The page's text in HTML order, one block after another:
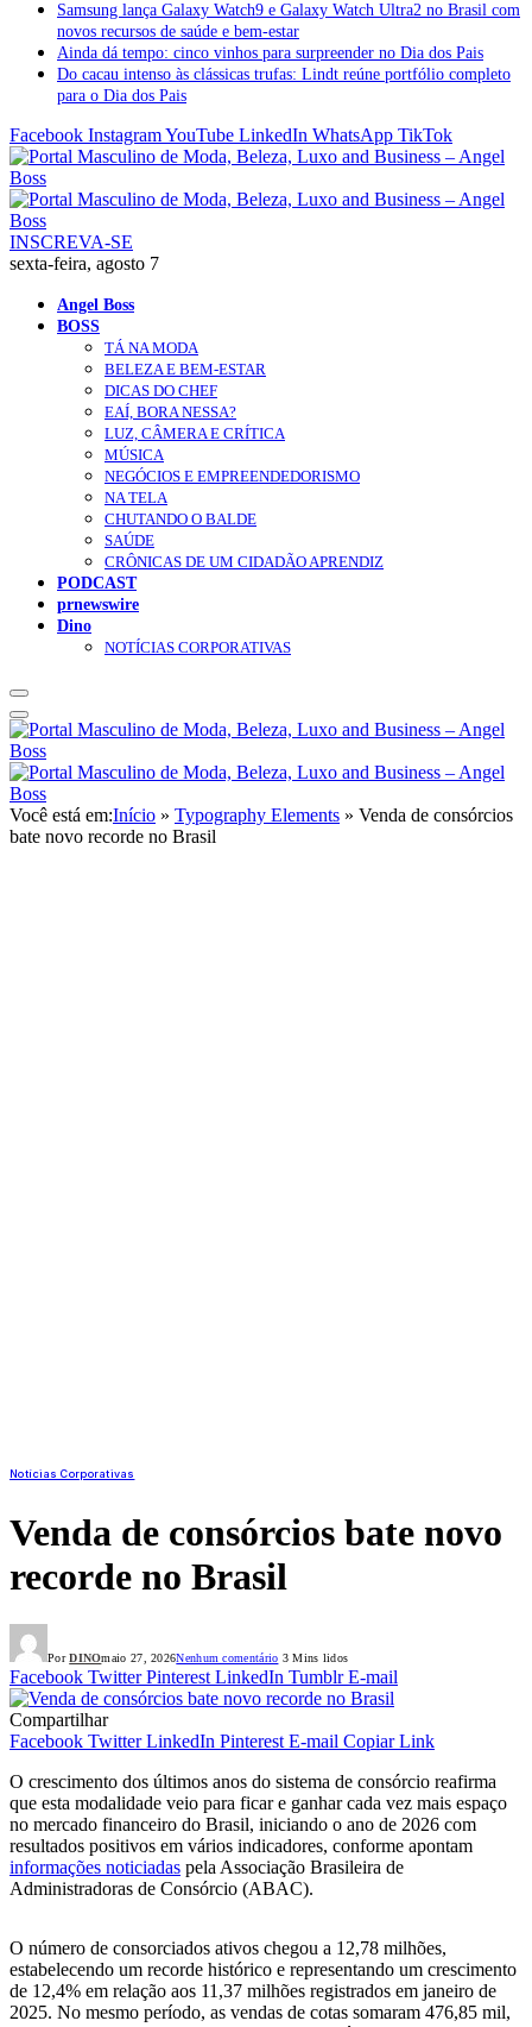
Samsung lança Galaxy Watch9 e Galaxy Watch Ultra2 no Brasil com
novos recursos de saúde e bem-estar
Ainda dá tempo: cinco vinhos para surpreender no Dia dos Pais
Do cacau intenso às clássicas trufas: Lindt reúne portfólio completo
para o Dia dos Pais
Facebook InstagramYouTube LinkedIn WhatsApp TikTok
INSCREVA-SE
sexta-feira, agosto 7
Angel Boss
BOSS
TÁ NA MODA
BELEZA E BEM-ESTAR
DICAS DO CHEF
EAÍ, BORA NESSA?
LUZ, CÂMERA E CRÍTICA
MÚSICA
NEGÓCIOS E EMPREENDEDORISMO
NA TELA
CHUTANDO O BALDE
SAÚDE
CRÔNICAS DE UM CIDADÃO APRENDIZ
PODCAST
prnewswire
Dino
NOTÍCIAS CORPORATIVAS
Você está em:Início » Typography Elements » Venda de consórcios
bate novo recorde no Brasil
Notícias Corporativas
Venda de consórcios bate novo
recorde no Brasil
Por DINOmaio 27, 2026Nenhum comentário 3 Mins lidos
Facebook Twitter Pinterest LinkedIn Tumblr E-mail
Compartilhar
Facebook Twitter LinkedIn Pinterest E-mail Copiar Link
O crescimento dos últimos anos do sistema de consórcio reafirma
que esta modalidade veio para ficar e ganhar cada vez mais espaço
no mercado financeiro do Brasil, iniciando o ano de 2026 com
resultados positivos em vários indicadores, conforme apontam
informações noticiadas pela Associação Brasileira de
Administradoras de Consórcio (ABAC).
O número de consorciados ativos chegou a 12,78 milhões,
estabelecendo um recorde histórico e representando um crescimento
de 12,4% em relação aos 11,37 milhões registrados em janeiro de
2025. No mesmo período, as vendas de cotas somaram 476,85 mil,